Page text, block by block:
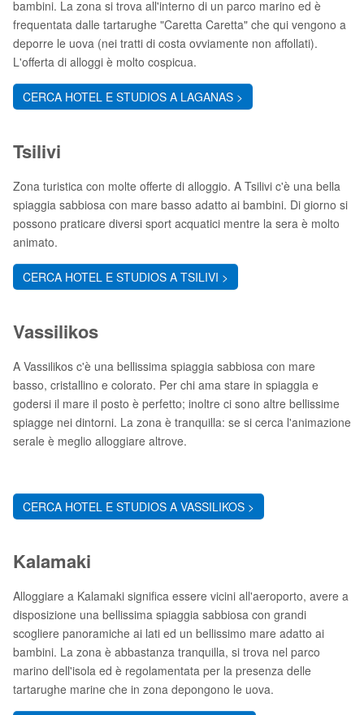
bambini. La zona si trova all'interno di un parco marino ed è
frequentata dalle tartarughe "Caretta Caretta" che qui vengono a
deporre le uova (nei tratti di costa ovviamente non affollati).
L'offerta di alloggi è molto cospicua.
CERCA HOTEL E STUDIOS A LAGANAS >
Tsilivi
Zona turistica con molte offerte di alloggio. A Tsilivi c'è una bella
spiaggia sabbiosa con mare basso adatto ai bambini. Di giorno si
possono praticare diversi sport acquatici mentre la sera è molto
animato.
CERCA HOTEL E STUDIOS A TSILIVI >
Vassilikos
A Vassilikos c'è una bellissima spiaggia sabbiosa con mare
basso, cristallino e colorato. Per chi ama stare in spiaggia e
godersi il mare il posto è perfetto; inoltre ci sono altre bellissime
spiagge nei dintorni. La zona è tranquilla: se si cerca l'animazione
serale è meglio alloggiare altrove.
CERCA HOTEL E STUDIOS A VASSILIKOS >
Kalamaki
Alloggiare a Kalamaki significa essere vicini all'aeroporto, avere a
disposizione una bellissima spiaggia sabbiosa con grandi
scogliere panoramiche ai lati ed un bellissimo mare adatto ai
bambini. La zona è abbastanza tranquilla, si trova nel parco
marino dell'isola ed è regolamentata per la presenza delle
tartarughe marine che in zona depongono le uova.